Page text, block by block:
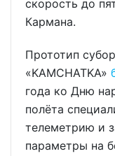
скорость до
Кармана.
Прототип
«KAMCHATKA»
года ко Дню
полёта
телеметрию и
параметры на